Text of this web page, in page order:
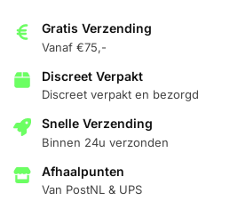
Gratis Verzending
Vanaf €75,-
Discreet Verpakt
Discreet verpakt en bezorgd
Snelle Verzending
Binnen 24u verzonden
Afhaalpunten
Van PostNL & UPS